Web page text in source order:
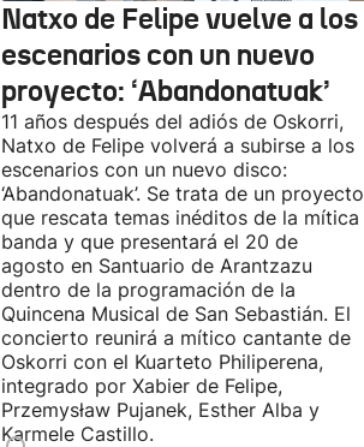
Natxo de Felipe vuelve a los
escenarios con un nuevo
proyecto: ‘Abandonatuak’
11 años después del adiós de Oskorri,
Natxo de Felipe volverá a subirse a los
escenarios con un nuevo disco:
‘Abandonatuak’. Se trata de un proyecto
que rescata temas inéditos de la mítica
banda y que presentará el 20 de
agosto en Santuario de Arantzazu
dentro de la programación de la
Quincena Musical de San Sebastián. El
concierto reunirá a mítico cantante de
Oskorri con el Kuarteto Philiperena,
integrado por Xabier de Felipe,
Przemysław Pujanek, Esther Alba y
Karmele Castillo.